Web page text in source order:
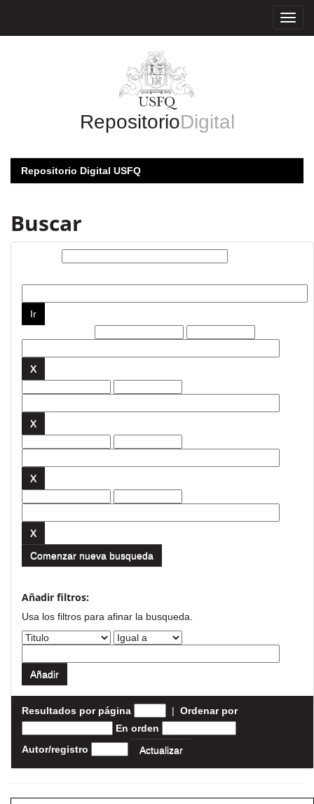
RepositorioDigital
Repositorio Digital USFQ
Buscar
Comenzar nueva busqueda
Añadir filtros:
Usa los filtros para afinar la busqueda.
Resultados por página | Ordenar por
En orden
Autor/registro